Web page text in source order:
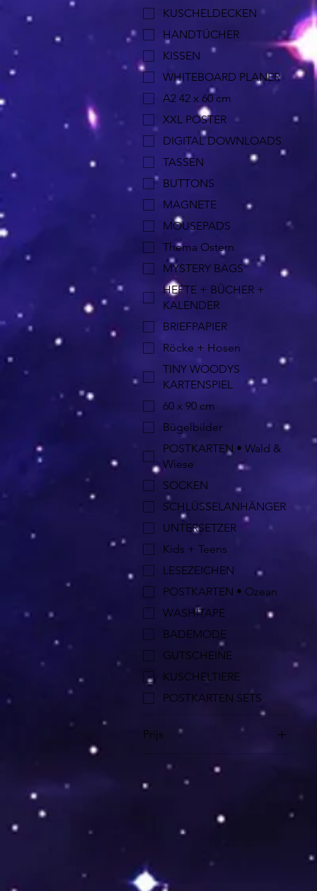
KUSCHELDECKEN
HANDTÜCHER
KISSEN
WHITEBOARD PLANER
A2 42 x 60 cm
XXL POSTER
DIGITAL DOWNLOADS
TASSEN
BUTTONS
MAGNETE
MOUSEPADS
Thema Ostern
MYSTERY BAGS
HEFTE + BÜCHER +
KALENDER
BRIEFPAPIER
Röcke + Hosen
TINY WOODYS
KARTENSPIEL
60 x 90 cm
Bügelbilder
POSTKARTEN • Wald &
Wiese
SOCKEN
SCHLÜSSELANHÄNGER
UNTERSETZER
Kids + Teens
LESEZEICHEN
POSTKARTEN • Ozean
WASHITAPE
BADEMODE
GUTSCHEINE
KUSCHELTIERE
POSTKARTEN SETS
Prijs